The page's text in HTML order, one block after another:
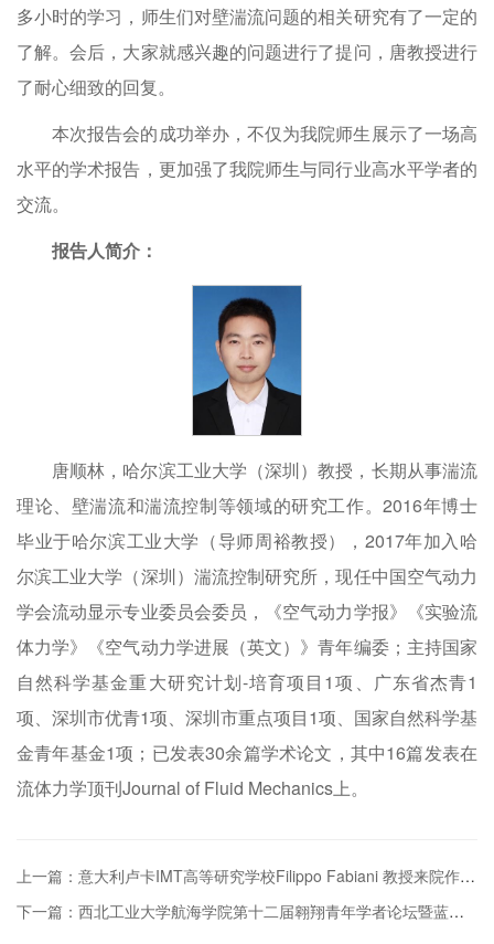
多小时的学习，师生们对壁湍流问题的相关研究有了一定的
了解。会后，大家就感兴趣的问题进行了提问，唐教授进行
了耐心细致的回复。
本次报告会的成功举办，不仅为我院师生展示了一场高
水平的学术报告，更加强了我院师生与同行业高水平学者的
交流。
报告人简介：
唐顺林，哈尔滨工业大学（深圳）教授，长期从事湍流
理论、壁湍流和湍流控制等领域的研究工作。2016年博士
毕业于哈尔滨工业大学（导师周裕教授），2017年加入哈
尔滨工业大学（深圳）湍流控制研究所，现任中国空气动力
学会流动显示专业委员会委员，《空气动力学报》《实验流
体力学》《空气动力学进展（英文）》青年编委；主持国家
自然科学基金重大研究计划-培育项目1项、广东省杰青1
项、深圳市优青1项、深圳市重点项目1项、国家自然科学基
金青年基金1项；已发表30余篇学术论文，其中16篇发表在
流体力学顶刊Journal of Fluid Mechanics上。
上一篇：意大利卢卡IMT高等研究学校Filippo Fabiani 教授来院作《复杂多智能体系统博弈控制》专题学术报告
下一篇：西北工业大学航海学院第十二届翱翔青年学者论坛暨蓝海论坛成功举办